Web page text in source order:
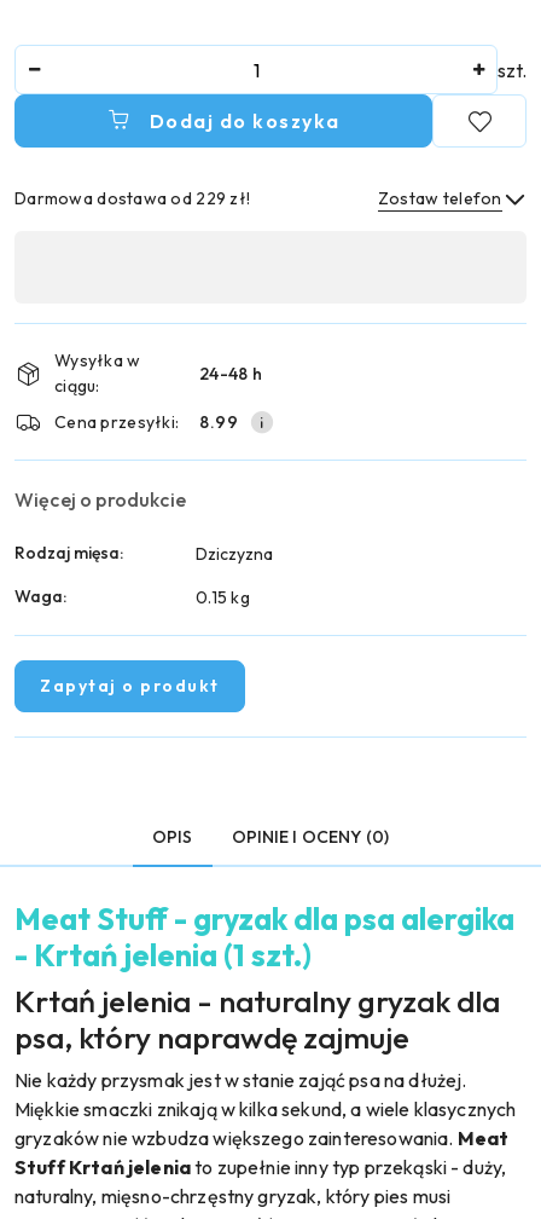
szt.
Dodaj do koszyka
Darmowa dostawa od 229 zł! Zostaw telefon
płatność
dostawa
Wysyłka w
ciągu:
24-48 h
Cena przesyłki: 8.99
Więcej o produkcie
Rodzaj mięsa:
Dziczyzna
Waga:
0.15 kg
Zapytaj o produkt
OPIS OPINIE I OCENY (0)
Meat Stuff - gryzak dla psa alergika
- Krtań jelenia (1 szt.)
Krtań jelenia - naturalny gryzak dla
psa, który naprawdę zajmuje
Nie każdy przysmak jest w stanie zająć psa na dłużej.
Miękkie smaczki znikają w kilka sekund, a wiele klasycznych
gryzaków nie wzbudza większego zainteresowania. Meat
Stuff Krtań jeleniato zupełnie inny typ przekąski - duży,
naturalny, mięsno-chrzęstny gryzak, który pies musi